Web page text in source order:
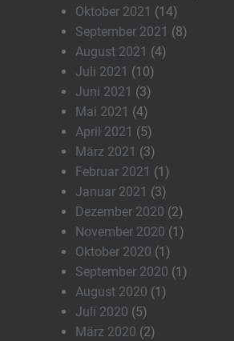
Oktober 2021 (14)
September 2021 (8)
August 2021 (4)
Juli 2021 (10)
Juni 2021 (3)
Mai 2021 (4)
April 2021 (5)
März 2021 (3)
Februar 2021 (1)
Januar 2021 (3)
Dezember 2020 (2)
November 2020 (1)
Oktober 2020 (1)
September 2020 (1)
August 2020 (1)
Juli 2020 (5)
März 2020 (2)